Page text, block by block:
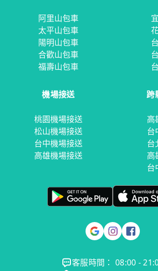
阿里山包車
太平山包車
陽明山包車
合歡山包車
福壽山包車
機場接送
桃園機場接送
松山機場接送
台中機場接送
高雄機場接送
跨
高
台
台
高
台
客服時間： 08:00 -